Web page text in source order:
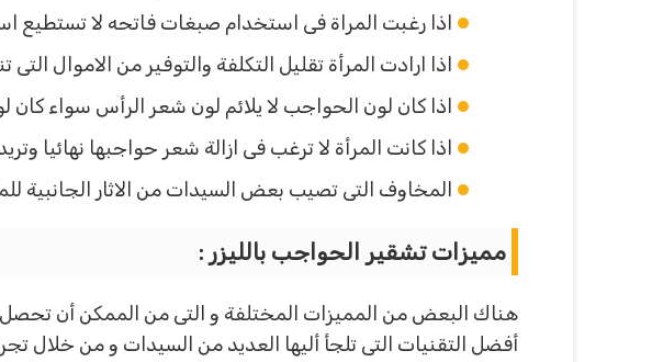
اذا رغبت المراة فى استخدام صبغات فاتحه لا تستطيع
اذا ارادت المرأة تقليل التكلفة والتوفير من الاموال
اذا كان لون الحواجب لا يلائم لون شعر الرأس سواء كان
اذا كانت المرأة لا ترغب فى ازالة شعر حواجبها نهائيا
المخاوف التى تصيب بعض السيدات من الاثار الجانبية
مميزات تشقير الحواجب بالليزر :
هناك البعض من المميزات المختلفة و التى من الممكن أن
أفضل التقنيات التى تلجأ أليها العديد من السيدات و من خلال